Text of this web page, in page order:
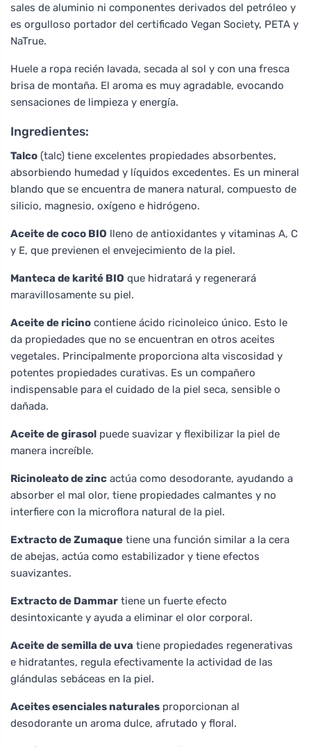
sales de aluminio ni componentes derivados del petróleo y
es orgulloso portador del certificado Vegan Society, PETA y
NaTrue.
Huele a ropa recién lavada, secada al sol y con una fresca
brisa de montaña. El aroma es muy agradable, evocando
sensaciones de limpieza y energía.
Ingredientes:
Talco (talc) tiene excelentes propiedades absorbentes,
absorbiendo humedad y líquidos excedentes. Es un mineral
blando que se encuentra de manera natural, compuesto de
silicio, magnesio, oxígeno e hidrógeno.
Aceite de coco BIO lleno de antioxidantes y vitaminas A, C
y E, que previenen el envejecimiento de la piel.
Manteca de karité BIO que hidratará y regenerará
maravillosamente su piel.
Aceite de ricino contiene ácido ricinoleico único. Esto le
da propiedades que no se encuentran en otros aceites
vegetales. Principalmente proporciona alta viscosidad y
potentes propiedades curativas. Es un compañero
indispensable para el cuidado de la piel seca, sensible o
dañada.
Aceite de girasol puede suavizar y flexibilizar la piel de
manera increíble.
Ricinoleato de zinc actúa como desodorante, ayudando a
absorber el mal olor, tiene propiedades calmantes y no
interfiere con la microflora natural de la piel.
Extracto de Zumaque tiene una función similar a la cera
de abejas, actúa como estabilizador y tiene efectos
suavizantes.
Extracto de Dammar tiene un fuerte efecto
desintoxicante y ayuda a eliminar el olor corporal.
Aceite de semilla de uva tiene propiedades regenerativas
e hidratantes, regula efectivamente la actividad de las
glándulas sebáceas en la piel.
Aceites esenciales naturales proporcionan al
desodorante un aroma dulce, afrutado y floral.